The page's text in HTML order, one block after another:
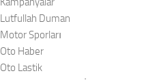
Lutfullah Duman
Motor Sporları
Oto Haber
Oto Lastik